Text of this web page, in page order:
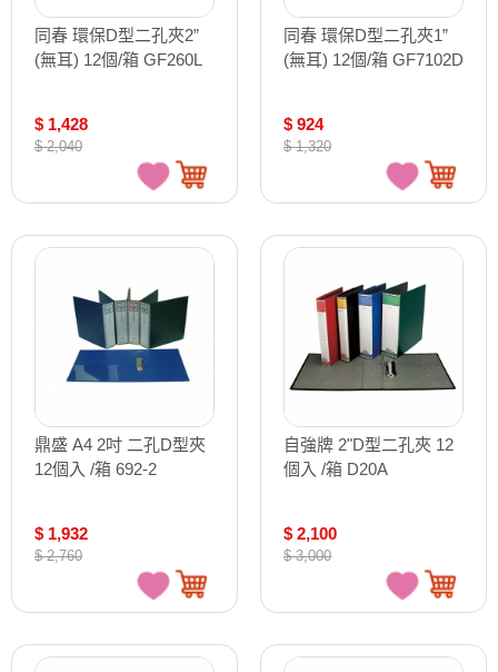
同春 環保D型二孔夾2”
(無耳) 12個/箱 GF260L
$ 1,428
$ 2,040
同春 環保D型二孔夾1”
(無耳) 12個/箱 GF7102D
$ 924
$ 1,320
鼎盛 A4 2吋 二孔D型夾
12個入 /箱 692-2
$ 1,932
$ 2,760
自強牌 2"D型二孔夾 12
個入 /箱 D20A
$ 2,100
$ 3,000